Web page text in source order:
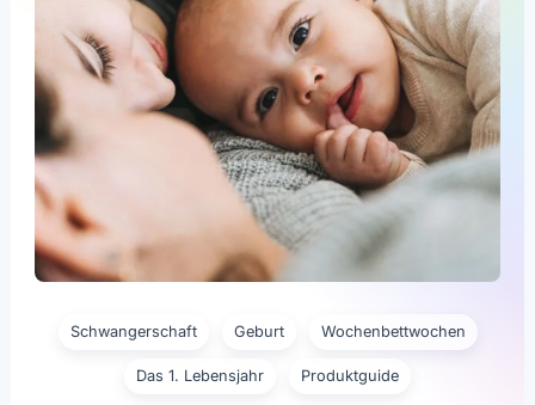
Schwangerschaft Geburt Wochenbettwochen
Das 1. Lebensjahr Produktguide